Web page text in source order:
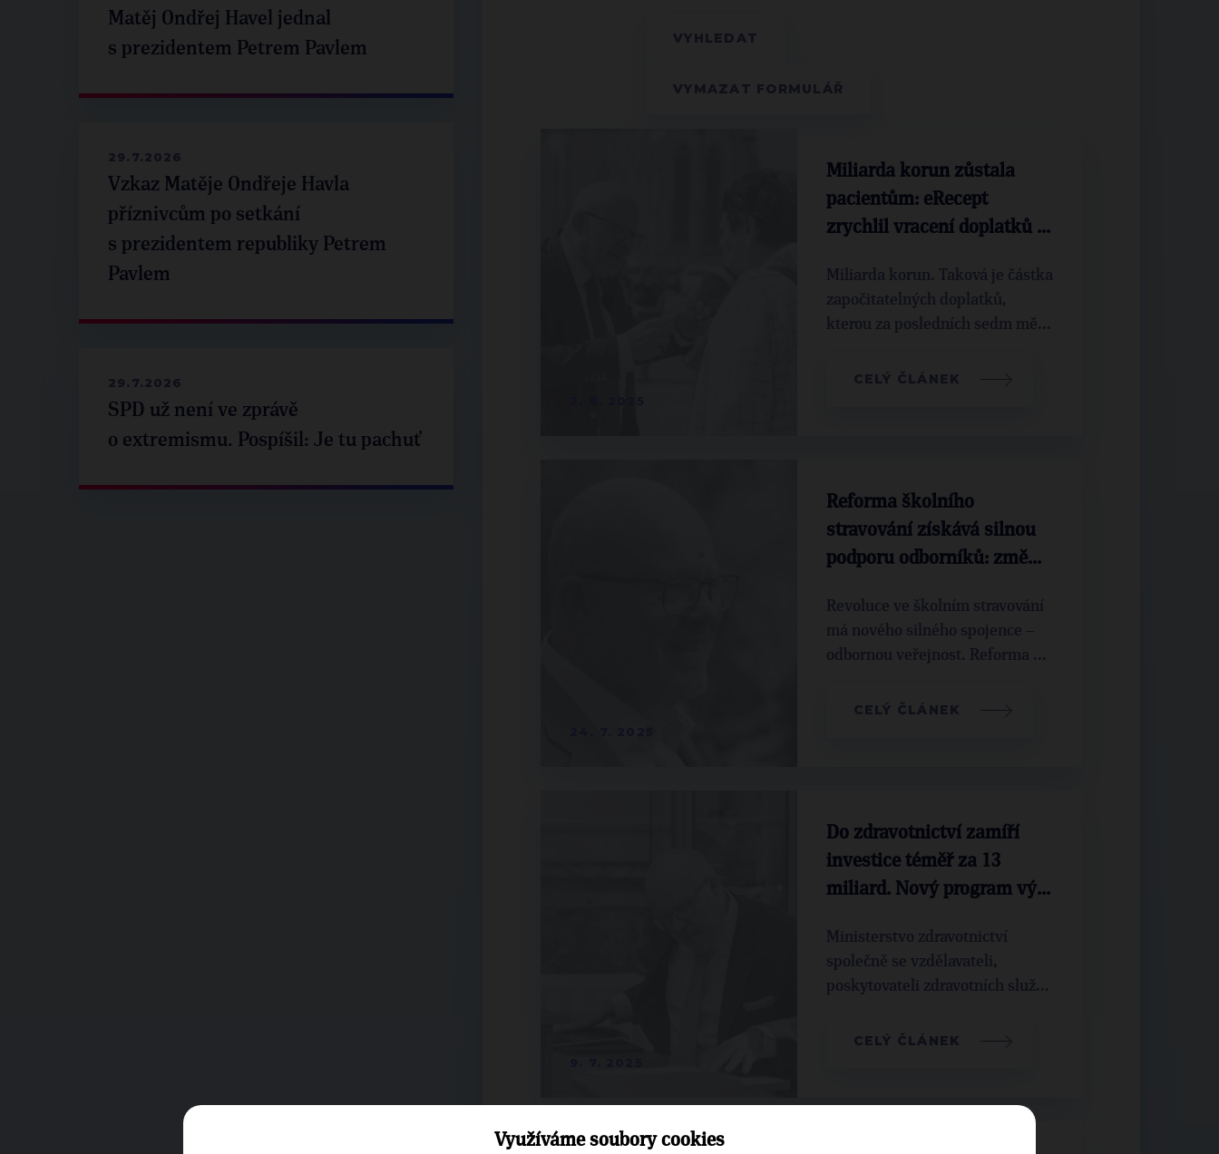
Matěj Ondřej Havel jednal
s prezidentem Petrem Pavlem
29.7.2026
Vzkaz Matěje Ondřeje Havla
příznivcům po setkání
s prezidentem republiky Petrem
Pavlem
29.7.2026
SPD už není ve zprávě
o extremismu. Pospíšil: Je tu pachuť
Miliarda korun zůstala
pacientům: eRecept
zrychlil vracení doplatků ...
Miliarda korun. Taková je částka
započitatelných doplatků,
kterou za posledních sedm mě...
CELÝ ČLÁNEK
Reforma školního
stravování získává silnou
podporu odborníků: změ...
Revoluce ve školním stravování
má nového silného spojence –
odbornou veřejnost. Reforma ...
CELÝ ČLÁNEK
Do zdravotnictví zamíří
investice téměř za 13
miliard. Nový program vý...
Ministerstvo zdravotnictví
společně se vzdělavateli,
poskytovateli zdravotních služ...
CELÝ ČLÁNEK
Využíváme soubory cookies